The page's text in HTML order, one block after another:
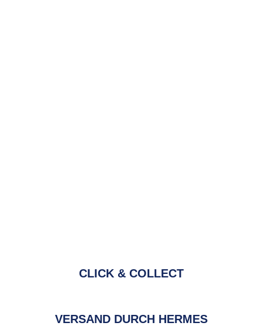
CLICK & COLLECT
VERSAND DURCH HERMES